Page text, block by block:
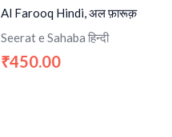
Al Farooq Hindi, अल फ़ारूक़
Seerat e Sahaba हिन्दी
₹450.00